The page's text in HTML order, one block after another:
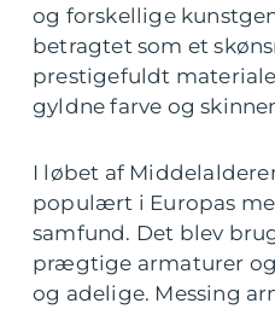
og forskellige
betragtet som et
prestigefuldt
gyldne farve og
I løbet af
populært i Europas
samfund. Det blev
prægtige armaturer
og adelige. Messing